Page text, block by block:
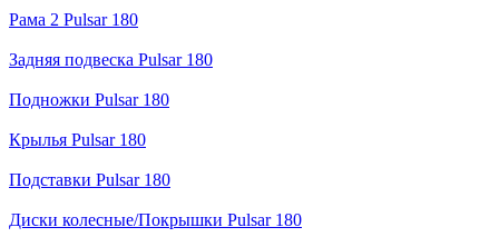
Рама 2 Pulsar 180
Задняя подвеска Pulsar 180
Подножки Pulsar 180
Крылья Pulsar 180
Подставки Pulsar 180
Диски колесные/Покрышки Pulsar 180